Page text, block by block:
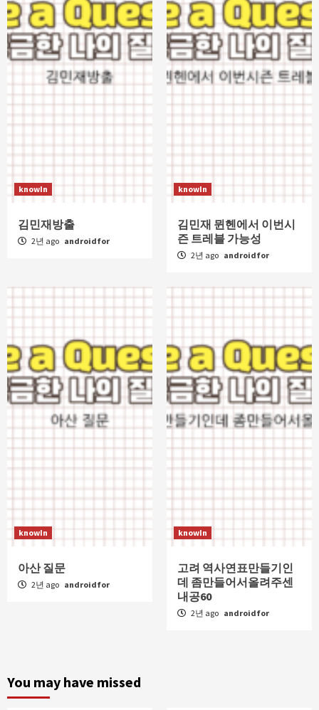
knowIn
김민재방출
2년 ago androidfor
knowIn
김민재 뮌헨에서 이번시
즌 트레블 가능성
2년 ago androidfor
knowIn
아산 질문
2년 ago androidfor
knowIn
고려 역사연표만들기인
데 좀만들어서올려주센
내공60
2년 ago androidfor
You may have missed